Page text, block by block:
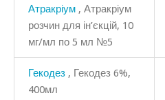
Атракріум , Атракріум
розчин для ін’єкцій, 10
мг/мл по 5 мл №5
Гекодез , Гекодез 6%,
400мл